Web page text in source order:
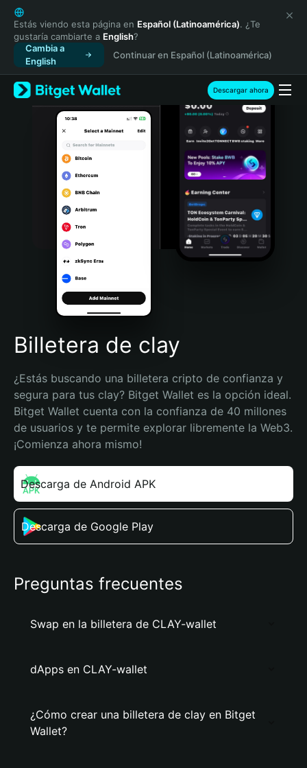
English
日本語
Tiếng Việt
Русский
Español (Latinoamérica)
Türkçe
Italiano
Português (Portugal)
Bahasa Indonesia
Português (Brasil)
Español (Argentina)
Estás viendo esta página en Español (Latinoamérica). ¿Te
gustaría cambiarte a English?
Cambia a
English
Continuar en Español (Latinoamérica)
Descargar ahora
Billetera de clay
¿Estás buscando una billetera cripto de confianza y
segura para tus clay? Bitget Wallet es la opción ideal.
Bitget Wallet cuenta con la confianza de 40 millones
de usuarios y te permite explorar libremente la Web3.
¡Comienza ahora mismo!
Descarga de Android APK
Descarga de Google Play
Preguntas frecuentes
Swap en la billetera de CLAY-wallet
dApps en CLAY-wallet
¿Cómo crear una billetera de clay en Bitget
Wallet?